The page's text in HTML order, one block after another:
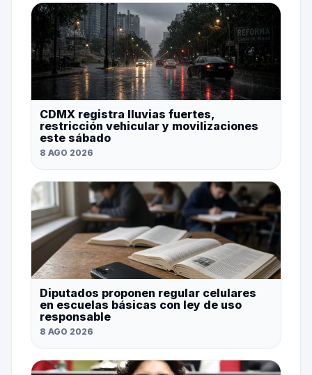
CDMX registra lluvias fuertes,
restricción vehicular y movilizaciones
este sábado
8 AGO 2026
Diputados proponen regular celulares
en escuelas básicas con ley de uso
responsable
8 AGO 2026